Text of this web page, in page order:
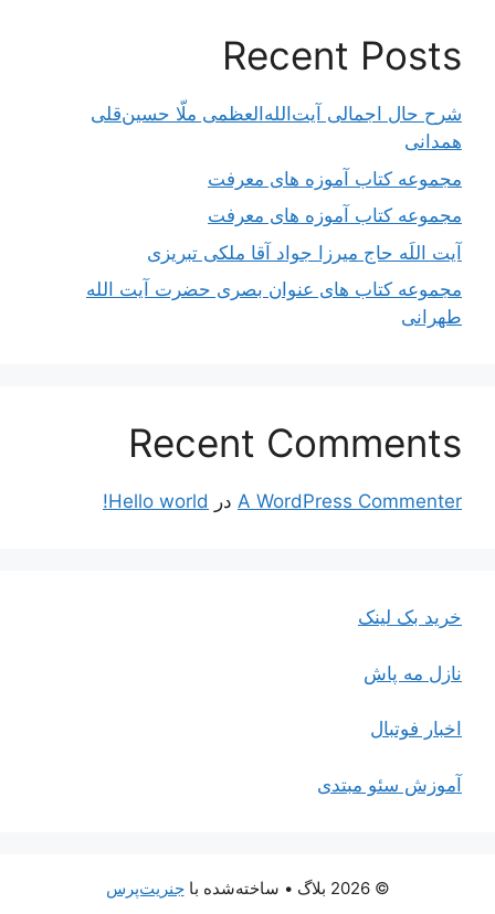
Recent Posts
شرح حال اجمالی آیت‌الله‌العظمی ملّا حسین‌قلی
همدانی
مجموعه کتاب آموزه های معرفت
مجموعه کتاب آموزه های معرفت
آیت اللَه حاج میرزا جواد آقا ملکی تبریزی
مجموعه کتاب های عنوان بصری حضرت آیت الله
طهرانی
Recent Comments
A WordPress Commenter در Hello world!
خرید بک لینک
نازل مه پاش
اخبار فوتبال
آموزش سئو مبتدی
© 2026 بلاگ • ساخته‌شده باجنریت‌پرس